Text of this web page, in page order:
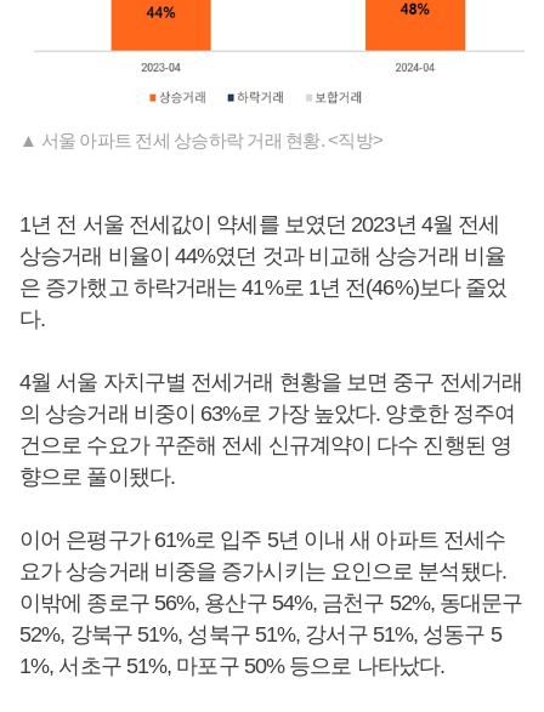
▲ 서울 아파트 전세 상승하락 거래 현황. <직방>
1년 전 서울 전세값이 약세를 보였던 2023년 4월 전세
상승거래 비율이 44%였던 것과 비교해 상승거래 비율
은 증가했고 하락거래는 41%로 1년 전(46%)보다 줄었
다.
4월 서울 자치구별 전세거래 현황을 보면 중구 전세거래
의 상승거래 비중이 63%로 가장 높았다. 양호한 정주여
건으로 수요가 꾸준해 전세 신규계약이 다수 진행된 영
향으로 풀이됐다.
이어 은평구가 61%로 입주 5년 이내 새 아파트 전세수
요가 상승거래 비중을 증가시키는 요인으로 분석됐다.
이밖에 종로구 56%, 용산구 54%, 금천구 52%, 동대문구
52%, 강북구 51%, 성북구 51%, 강서구 51%, 성동구 5
1%, 서초구 51%, 마포구 50% 등으로 나타났다.